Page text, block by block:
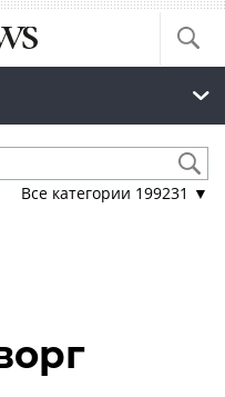
Все категории 199231 ▼